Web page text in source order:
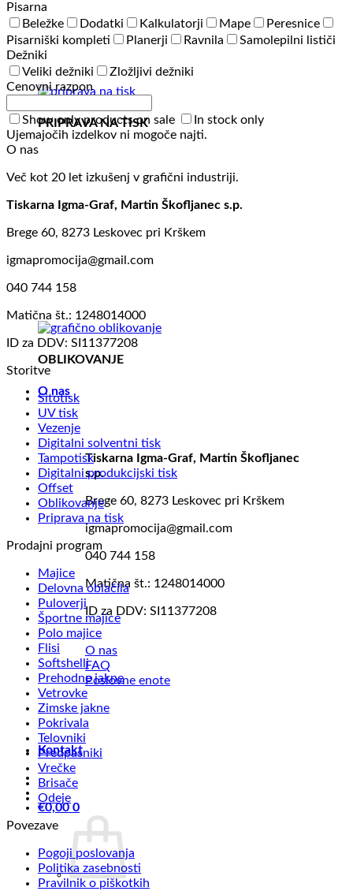
PRIPRAVA NA TISK
OBLIKOVANJE
O nas
Tiskarna Igma-Graf, Martin Škofljanec
s.p.
Brege 60, 8273 Leskovec pri Krškem
igmapromocija@gmail.com
040 744 158
Matična št.: 1248014000
ID za DDV: SI11377208
O nas
FAQ
Poslovne enote
Kontakt
€0,00 0
Pisarna
Beležke
Dodatki Kalkulatorji Mape
Peresnice
Pisarniški kompleti
Planerji Ravnila
Samolepilni lističi
Dežniki
Veliki dežniki
Zložljivi dežniki
Cenovni razpon
Show only products on sale
In stock only
Ujemajočih izdelkov ni mogoče najti.
O nas
Več kot 20 let izkušenj v grafični industriji.
Tiskarna Igma-Graf, Martin Škofljanec s.p.
Brege 60, 8273 Leskovec pri Krškem
igmapromocija@gmail.com
040 744 158
Matična št.: 1248014000
ID za DDV: SI11377208
Storitve
Sitotisk
UV tisk
Vezenje
Digitalni solventni tisk
Tampotisk
Digitalni produkcijski tisk
Offset
Oblikovanje
Priprava na tisk
Prodajni program
Majice
Delovna oblačila
Puloverji
Športne majice
Polo majice
Flisi
Softshelli
Prehodne jakne
Vetrovke
Zimske jakne
Pokrivala
Telovniki
Predpasniki
Vrečke
Brisače
Odeje
Povezave
Pogoji poslovanja
Politika zasebnosti
Pravilnik o piškotkih